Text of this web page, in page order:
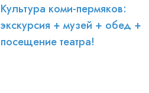
Культура коми-пермяков:
экскурсия + музей + обед +
посещение театра!